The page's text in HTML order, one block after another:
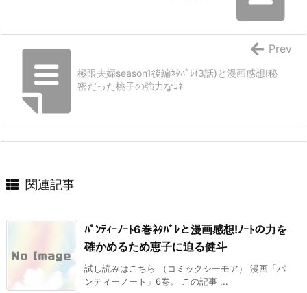
極限夫婦season1後編ﾈﾀﾊﾞﾚ(3話)と漫画感想!秘
密だった桃子の強力なｺﾈ
Prev
関連記事
ﾊﾟﾝﾃｨｰﾉｰﾄ6巻ﾈﾀﾊﾞﾚと漫画感想!ﾉｰﾄの力を
確かめるため恵子に迫る健斗
試し読みはこちら （コミックシーモア） 漫画「パ
ンティーノート」6巻。 この記事 ...